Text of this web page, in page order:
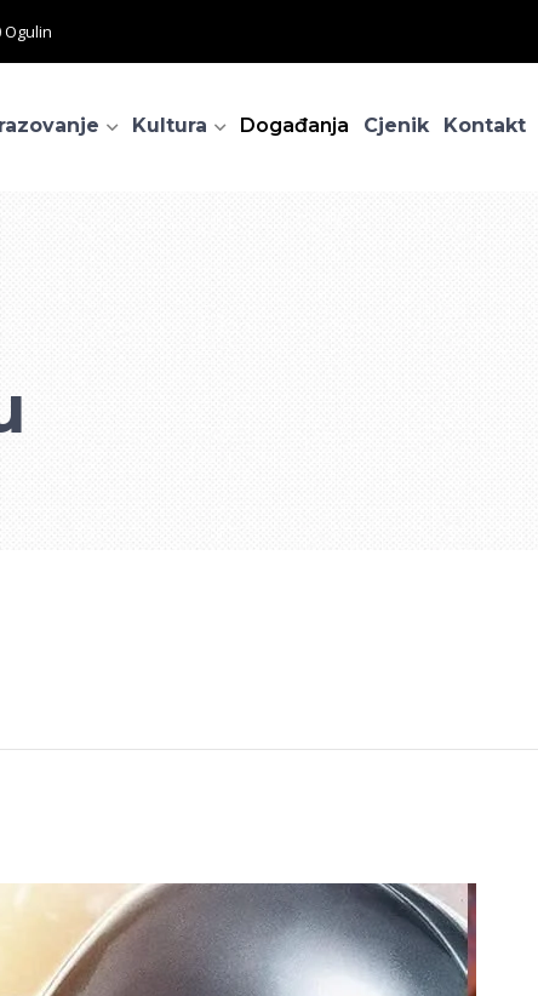
Ogulin
Kultura Događanja Cjenik Kontakt